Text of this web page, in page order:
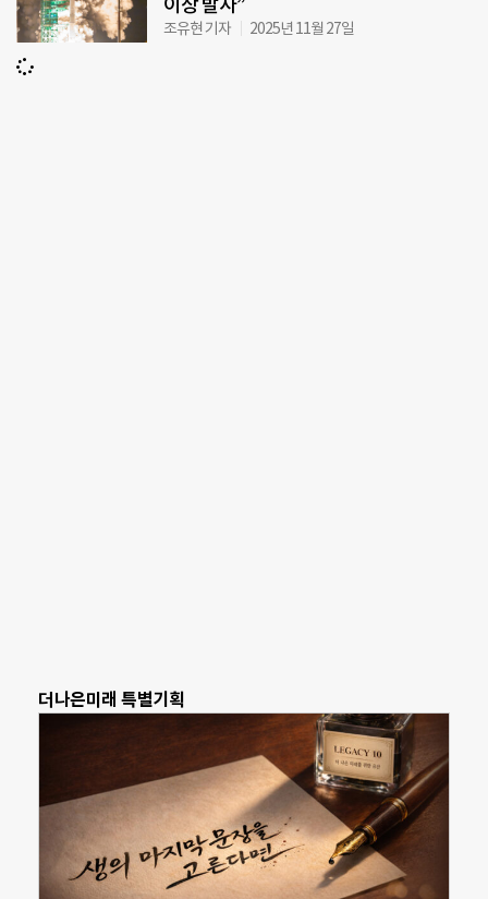
조유현 기자 2025년 11월 27일
더나은미래 특별기획